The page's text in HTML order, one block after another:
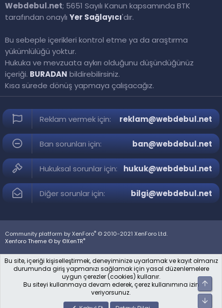
Webdebul.net; 5651 Sayılı Kanun kapsamında BTK
tarafından onaylı Yer Sağlayıcı'dır.
Bu sebeple içerikleri kontrol etme ya da araştırma
yükümlülüğü yoktur.
Hukuka ve mevzuata aykırı olduğunu düşündüğünüz
içeriği. BURADAN bildirebilirsiniz.
Kısa sürede dönüş yapmaya çalışacağız.
Reklam vermek için: reklam@webdebul.net
Ban sorunları için: ban@webdebul.net
Hukuksal sorunlar için: hukuk@webdebul.net
Diğer sorunlar için: bilgi@webdebul.net
Community platform by XenForo® © 2010-2021 XenForo Ltd.
Xenforo Theme © by ©XenTR®
Bu site, içeriği kişiselleştirmek, deneyiminize uyarlamak ve kayıt olmanız
durumunda giriş yapmanızı sağlamak için yasal düzenlemelere
uygun çerezler (cookies) kullanır.
Bu siteyi kullanmaya devam ederek, çerez kullanımına izin
veriyorsunuz.
Üst
Alt